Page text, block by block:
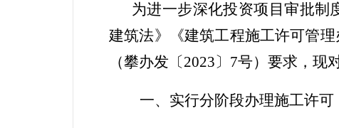
为进一步深化投资项目审批制
建筑法》《建筑工程施工许可管理
（攀办发〔2023〕 7号）要求，现
一、实行分阶段办理施工许可